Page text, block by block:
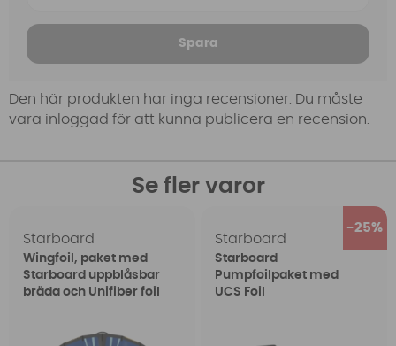
Spara
Den här produkten har inga recensioner. Du måste
vara inloggad för att kunna publicera en recension.
Se fler varor
Starboard
Wingfoil, paket med
Starboard uppblåsbar
bräda och Unifiber foil
Starboard
Starboard
Pumpfoilpaket med
UCS Foil
25